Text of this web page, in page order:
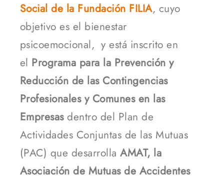
Social de la Fundación FILIA, cuyo
objetivo es el bienestar
psicoemocional, y está inscrito en
el Programa para la Prevención y
Reducción de las Contingencias
Profesionales y Comunes en las
Empresasdentro del Plan de
Actividades Conjuntas de las Mutuas
(PAC) que desarrollaAMAT, la
Asociación de Mutuas de Accidentes